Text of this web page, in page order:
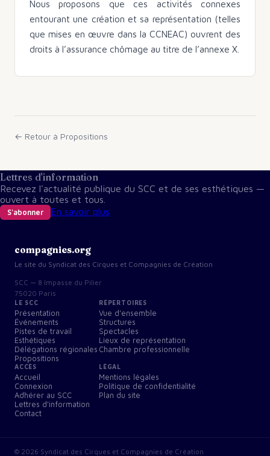
Nous proposons que ces activités connexes
entourant une création et sa représentation (telles
que mises en œuvre dans la CCNEAC) ouvrent des
droits à l’assurance chômage au titre de l’annexe X.
← Retour à Propositions
Lettres d'information
Recevez l'actualité publique du SCC et de ses esthétiques —
ouvert à toutes et tous.
S'abonner En savoir plus
compagnies.org
Le site du Syndicat des Cirques et Compagnies de Création
SCC — 8 Impasse du Pilier
75020 Paris
LE SCC
Présentation
Événements
Pistes de travail
Esthétiques
Délégations régionales
Propositions
RÉPERTOIRES
Vue d'ensemble
Structures
Spectacles
Lieux de représentation
Chambre professionnelle
ACCÈS
Accueil
Connexion
Adhérer au SCC
Lettres d'information
Contact
LÉGAL
Mentions légales
Politique de confidentialité
Plan du site
© 2026 Syndicat des Cirques et Compagnies de Création